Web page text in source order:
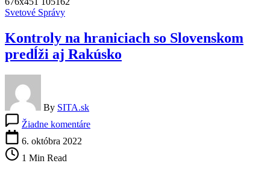
Svetové Správy
Kontroly na hraniciach so Slovenskom
predĺži aj Rakúsko
By SITA.sk
Žiadne komentáreKontroly
6. októbra 2022
1 Min Read